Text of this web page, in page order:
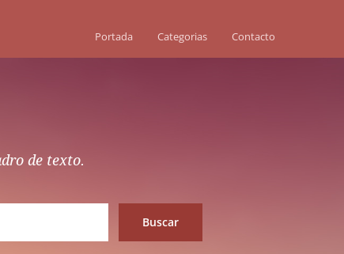
Portada Categorias Contacto
de texto.